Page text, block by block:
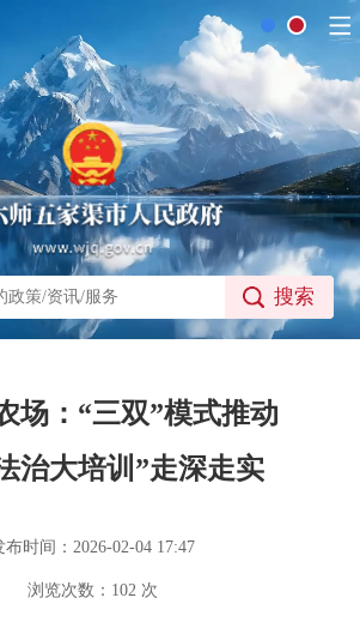
搜索
场：“三双”模式推动
治大培训”走深走实
布时间：2026-02-04 17:47
浏览次数： 102次